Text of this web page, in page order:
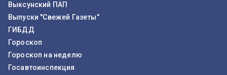
Выксунский ПАП
Выпуски "Свежей Газеты"
ГИБДД
Гороскоп
Гороскоп на неделю
Госавтоинспекция